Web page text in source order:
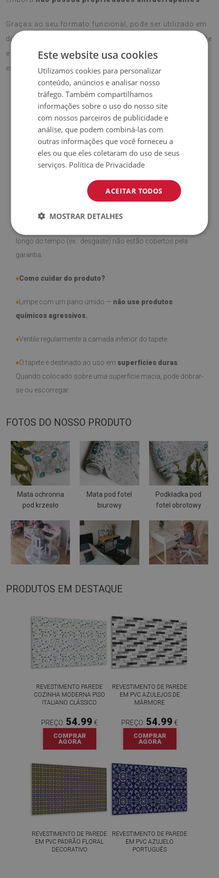
Graças ao seu formato funcional, pode ser utilizado em
diferentes superfícies duras, protegendo contra desgaste
e acrescentandoum toque profissional e elegante
espaço de trabalho.
Material:Vinil revestido com malha PES.
Espessura:1,6 mm.
Alta resistência adescoloração e raios UV.
Os tapetes não são antiderrapantes;
fácil de limpar,resistente a manchas e à água.
longo do tempo (ex.: desgaste) não estão cobertos pela
garantia.
♦Como cuidar do produto?
♦ Limpe com um pano úmido — não use produtos
químicos agressivos.
♦Ventile regularmente a camada inferior do tapete.
♦O tapete é destinado ao uso em superfícies duras
Quando colocado sobre uma superfície macia, pode dobrar-
se ou escorregar.
FOTOS DO NOSSO PRODUTO
Mata ochronna
pod krzesło
Mata pod fotel
biurowy
Podkładka pod
fotel obrotowy
PRODUTOS EM DESTAQUE
REVESTIMENTO PAREDE
COZINHA MODERNA PISO
ITALIANO CLÁSSICO
PREÇO: 54.99 €
COMPRAR
AGORA
REVESTIMENTO DE PAREDE
EM PVC AZULEJOS DE
MÁRMORE
PREÇO: 54.99 €
COMPRAR
AGORA
REVESTIMENTO DE PAREDE
EM PVC PADRÃO FLORAL
DECORATIVO
REVESTIMENTO DE PAREDE
EM PVC AZUJELO
PORTUGUÊS
Este website usa cookies
Utilizamos cookies para personalizar
conteúdo, anúncios e analisar nosso
tráfego. Também compartilhamos
informações sobre o uso do nosso site
com nossos parceiros de publicidade e
análise, que podem combiná-las com
outras informações que você forneceu a
eles ou que eles coletaram do uso de seus
serviços. Política de Privacidade
ACEITAR TODOS
MOSTRAR DETALHES